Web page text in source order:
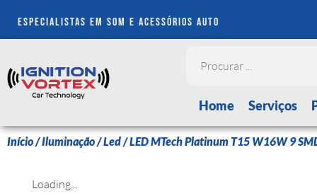
especialistas em som e acessórios auto
Home Serviços
Início/Iluminação/Led/ LED MTech Platinum T15 W16W 9
Loading...